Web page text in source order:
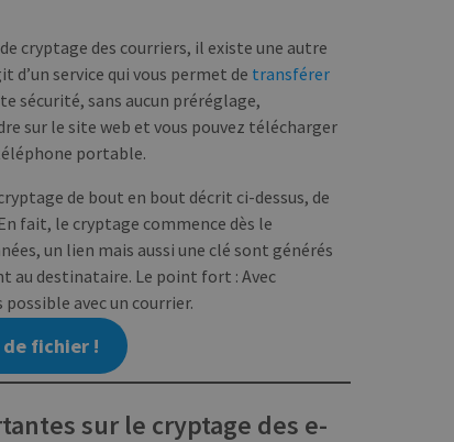
cryptage des courriers, il existe une autre
d’un service qui vous permet de transférer
sécurité, sans aucun préréglage,
sur le site web et vous pouvez télécharger
portable.
de bout en bout décrit ci-dessus, de
fait, le cryptage commence dès le
un lien mais aussi une clé sont générés
au destinataire. Le point fort : Avec
possible avec un courrier.
fichier !
sur le cryptage des e-
1 mois
Ce cookie est utilisé par le service Cookie-
mémoriser les préférences de consentement des
en matière de cookies. Il est nécessaire que la
cookies Cookie-Script.com fonctionne
EXPIRATION
DESCRIPTION
1 an 1 mois This cookie is used by Google Analytics to persist session
EXPIRATION
DESCRIPTION
r.l.
1 an Pour stocker les paramètres de langue.